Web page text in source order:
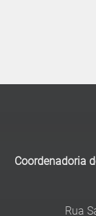
Coordenadoria
Rua